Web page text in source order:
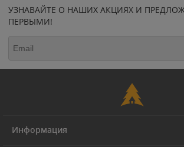
УЗНАВАЙТЕ О НАШИХ АКЦИЯХ И
ПЕРВЫМИ!
Информация